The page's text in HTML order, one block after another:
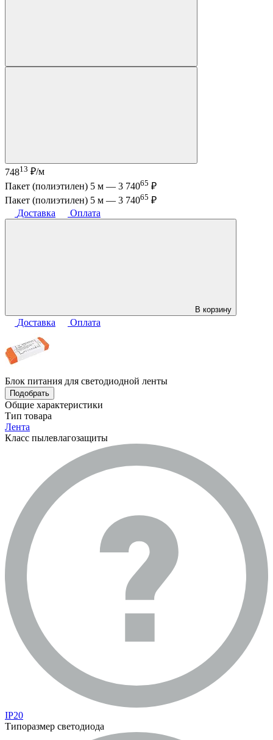
74813 ₽/м
Пакет (полиэтилен) 5 м — 3 74065 ₽
Пакет (полиэтилен) 5 м — 3 74065 ₽
Доставка
Оплата
В корзину
Доставка Оплата
Блок питания для светодиодной ленты
Подобрать
Общие характеристики
Тип товара
Лента
Класс пылевлагозащиты
IP20
Типоразмер светодиода